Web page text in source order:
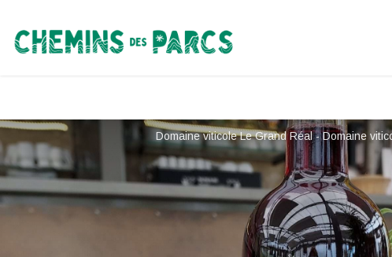
Chemins des Parcs
Domaine viticole Le Grand Réal - Domaine